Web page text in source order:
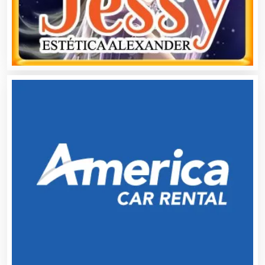
Autopartes Eléctricas
Bancos